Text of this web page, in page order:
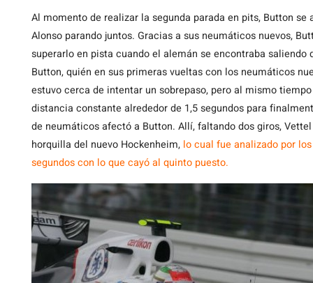
Al momento de realizar la segunda parada en pits, Button
Alonso parando juntos. Gracias a sus neumáticos nuevos,
superarlo en pista cuando el alemán se encontraba
Button, quién en sus primeras vueltas con los neumáticos
estuvo cerca de intentar un sobrepaso, pero al mismo
distancia constante alrededor de 1,5 segundos para
de neumáticos afectó a Button. Allí, faltando dos giros,
horquilla del nuevo Hockenheim, lo cual fue analizado por
segundos con lo que cayó al quinto puesto.